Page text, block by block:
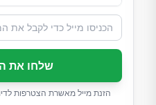
שלחו את
הזנת מייל מאשרת הצטרפות